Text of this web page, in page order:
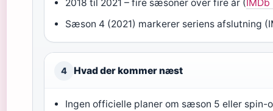
2018 til 2021 – fire sæsoner over fire år (
Sæson 4 (2021) markerer seriens afslutning
4 Hvad der kommer næst
Ingen officielle planer om sæson 5 eller spin-